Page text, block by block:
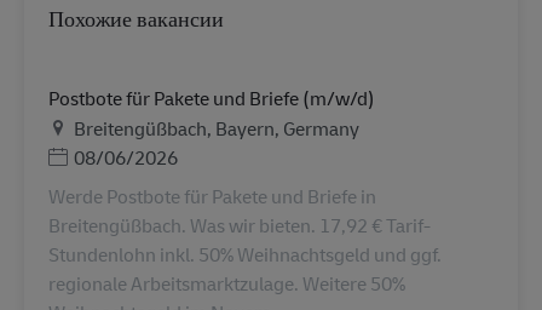
Похожие вакансии
Postbote für Pakete und Briefe (m/w/d)
Местоположение
Breitengüßbach, Bayern, Germany
Дата публикации
08/06/2026
Werde Postbote für Pakete und Briefe in
Breitengüßbach. Was wir bieten. 17,92 € Tarif-
Stundenlohn inkl. 50% Weihnachtsgeld und ggf.
regionale Arbeitsmarktzulage. Weitere 50%